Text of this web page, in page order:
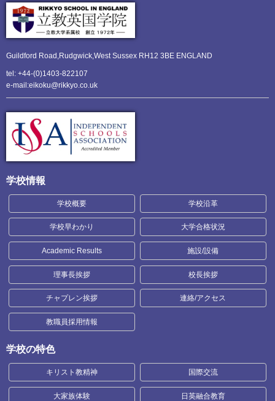
Guildford Road,Rudgwick,West Sussex RH12 3BE ENGLAND
tel: +44-(0)1403-822107
e-mail:eikoku@rikkyo.co.uk
学校情報
学校概要 学校沿革
学校早わかり 大学合格状況
Academic Results 施設/設備
理事長挨拶 校長挨拶
チャプレン挨拶 連絡/アクセス
教職員採用情報
学校の特色
キリスト教精神 国際交流
大家族体験 日英融合教育